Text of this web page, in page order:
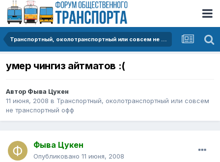
Транспортный, околотранспортный или совсем не транспортный офф
умер чингиз айтматов :(
Автор Фыва Цукен
11 июня, 2008 в Транспортный, околотранспортный или совсем
не транспортный офф
Фыва Цукен
Опубликовано 11 июня, 2008